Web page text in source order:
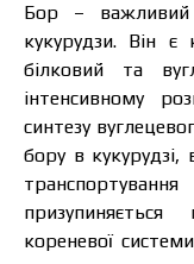
Бор – важливий
кукурудзи. Він є
білковий та
інтенсивному
синтезу
бору в
кореневої